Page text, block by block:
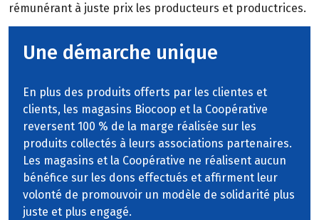
rémunérant à juste prix les producteurs et productrices.
Une démarche unique
En plus des produits offerts par les clientes et
clients, les magasins Biocoop et la Coopérative
reversent 100 % de la marge réalisée sur les
produits collectés à leurs associations partenaires.
Les magasins et la Coopérative ne réalisent aucun
bénéfice sur les dons effectués et affirment leur
volonté de promouvoir un modèle de solidarité plus
juste et plus engagé.